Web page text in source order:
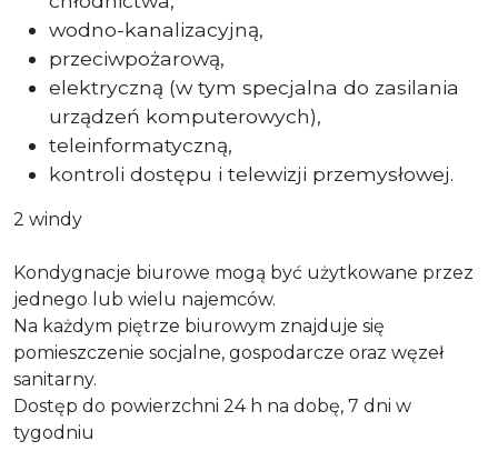
wodno-kanalizacyjną,
przeciwpożarową,
elektryczną (w tym specjalna do zasilania
urządzeń komputerowych),
teleinformatyczną,
kontroli dostępu i telewizji przemysłowej.
2 windy
Kondygnacje biurowe mogą być użytkowane przez
jednego lub wielu najemców.
Na każdym piętrze biurowym znajduje się
pomieszczenie socjalne, gospodarcze oraz węzeł
sanitarny.
Dostęp do powierzchni 24 h na dobę, 7 dni w
tygodniu